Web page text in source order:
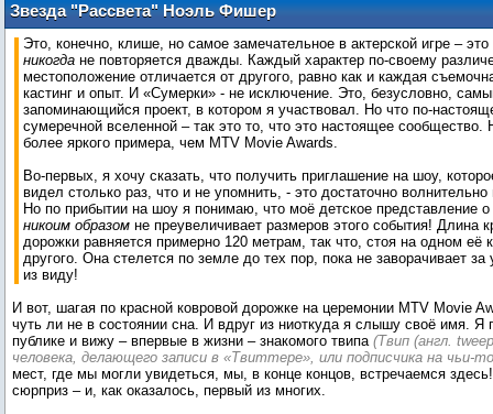
Звезда "Рассвета" Ноэль Фишер
делится первыми впечатлениями от
церемонии MTV Movie Awards
Это, конечно, клише, но самое замечательное в актерской игре – это
никогда не повторяется дважды. Каждый характер по-своему
местоположение отличается от другого, равно как и каждая
кастинг и опыт. И «Сумерки» - не исключение. Это, безусловно,
запоминающийся проект, в котором я участвовал. Но что по-
сумеречной вселенной – так это то, что это настоящее сообщество.
более яркого примера, чем MTV Movie Awards.
Во-первых, я хочу сказать, что получить приглашение на шоу,
видел столько раз, что и не упомнить, - это достаточно волнительно
Но по прибытии на шоу я понимаю, что моё детское представление
никоим образом не преувеличивает размеров этого события! Длина
дорожки равняется примерно 120 метрам, так что, стоя на одном её
другого. Она стелется по земле до тех пор, пока не заворачивает за
из виду!
И вот, шагая по красной ковровой дорожке на церемонии MTV Movie
чуть ли не в состоянии сна. И вдруг из ниоткуда я слышу своё имя. Я
публике и вижу – впервые в жизни – знакомого твипа (Твип (англ.
человека, делающего записи в «Твиттере», или подписчика на чьи-
мест, где мы могли увидеться, мы, в конце концов, встречаемся
сюрприз – и, как оказалось, первый из многих.